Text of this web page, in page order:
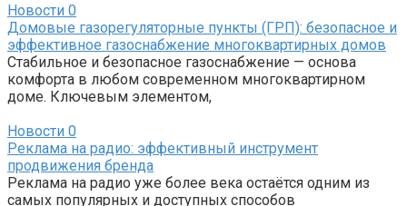
Новости 0
Домовые газорегуляторные пункты (ГРП): безопасное и
эффективное газоснабжение многоквартирных домов
Стабильное и безопасное газоснабжение — основа
комфорта в любом современном многоквартирном
доме. Ключевым элементом,
Новости 0
Реклама на радио: эффективный инструмент
продвижения бренда
Реклама на радио уже более века остаётся одним из
самых популярных и доступных способов